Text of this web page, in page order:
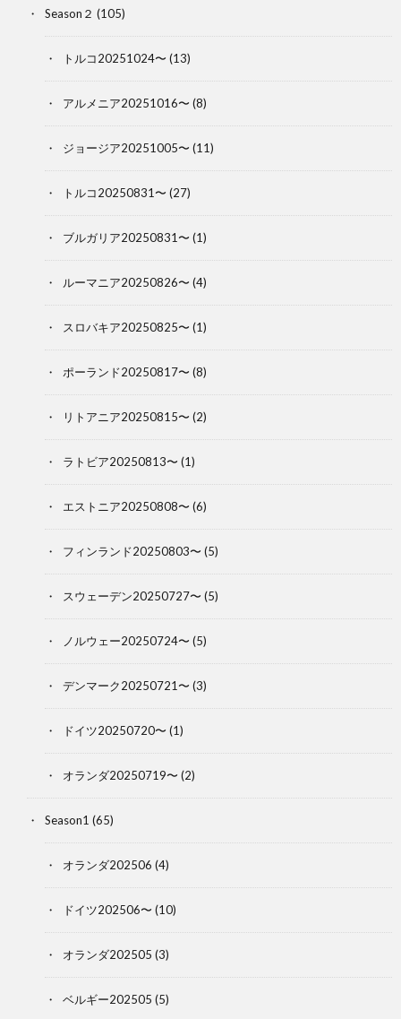
Season２ (105)
トルコ20251024〜 (13)
アルメニア20251016〜 (8)
ジョージア20251005〜 (11)
トルコ20250831〜 (27)
ブルガリア20250831〜 (1)
ルーマニア20250826〜 (4)
スロバキア20250825〜 (1)
ポーランド20250817〜 (8)
リトアニア20250815〜 (2)
ラトビア20250813〜 (1)
エストニア20250808〜 (6)
フィンランド20250803〜 (5)
スウェーデン20250727〜 (5)
ノルウェー20250724〜 (5)
デンマーク20250721〜 (3)
ドイツ20250720〜 (1)
オランダ20250719〜 (2)
Season1 (65)
オランダ202506 (4)
ドイツ202506〜 (10)
オランダ202505 (3)
ベルギー202505 (5)